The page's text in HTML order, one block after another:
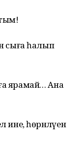
сыға һалып
ярамай… Ана
һөрәнләүен